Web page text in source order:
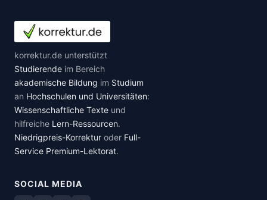
korrektur.de unterstützt
Studierende im Bereich
akademische Bildung im Studium
an Hochschulen und Universitäten:
Wissenschaftliche Texte und
hilfreiche Lern-Ressourcen.
Niedrigpreis-Korrektur oder Full-
Service Premium-Lektorat.
SOCIAL MEDIA